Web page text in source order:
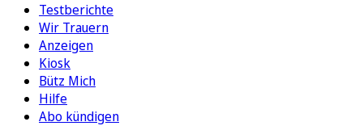
Testberichte
Wir Trauern
Anzeigen
Kiosk
Bütz Mich
Hilfe
Abo kündigen